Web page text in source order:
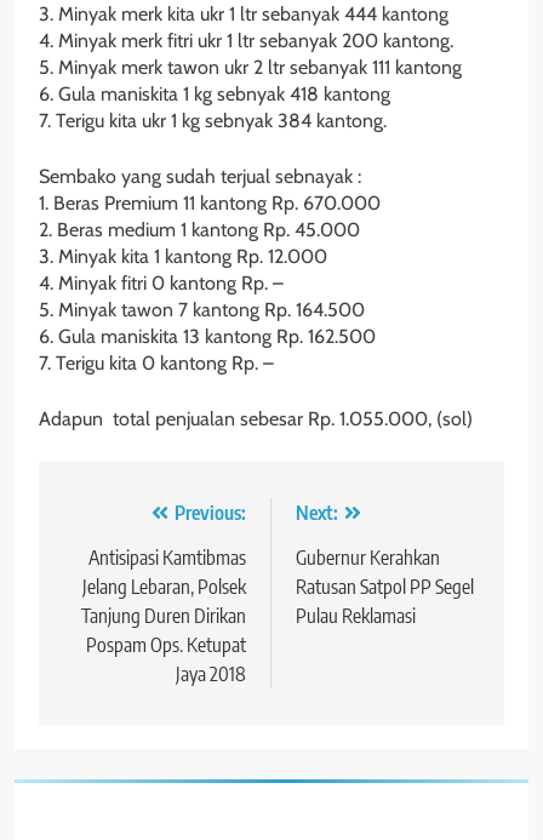
3. Minyak merk kita ukr 1 ltr sebanyak 444 kantong
4. Minyak merk fitri ukr 1 ltr sebanyak 200 kantong.
5. Minyak merk tawon ukr 2 ltr sebanyak 111 kantong
6. Gula maniskita 1 kg sebnyak 418 kantong
7. Terigu kita ukr 1 kg sebnyak 384 kantong.
Sembako yang sudah terjual sebnayak :
1. Beras Premium 11 kantong Rp. 670.000
2. Beras medium 1 kantong Rp. 45.000
3. Minyak kita 1 kantong Rp. 12.000
4. Minyak fitri 0 kantong Rp. –
5. Minyak tawon 7 kantong Rp. 164.500
6. Gula maniskita 13 kantong Rp. 162.500
7. Terigu kita 0 kantong Rp. –
Adapun total penjualan sebesar Rp. 1.055.000, (sol)
Navigasi
pos
Previous:
Antisipasi Kamtibmas
Jelang Lebaran, Polsek
Tanjung Duren Dirikan
Pospam Ops. Ketupat
Jaya 2018
Next:
Gubernur Kerahkan
Ratusan Satpol PP Segel
Pulau Reklamasi